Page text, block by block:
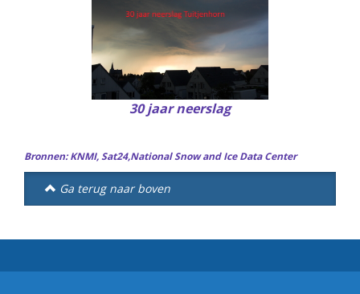
30 jaar neerslag
Bronnen: KNMI,Sat24,National Snow and Ice Data Center
Ga terug naar boven